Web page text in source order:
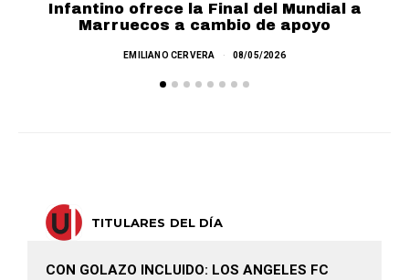
Infantino ofrece la Final del Mundial a
Marruecos a cambio de apoyo
EMILIANO CERVERA 08/05/2026
TITULARES DEL DÍA
CON GOLAZO INCLUIDO: LOS ANGELES FC